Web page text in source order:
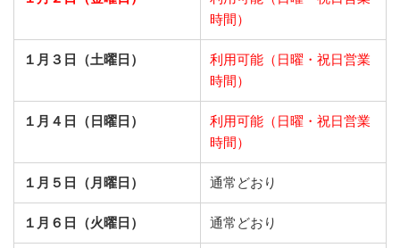
時間）
１月３日（土曜日）
利用可能（日曜・祝日営業
時間）
１月４日（日曜日）
利用可能（日曜・祝日営業
時間）
１月５日（月曜日） 通常どおり
１月６日（火曜日） 通常どおり